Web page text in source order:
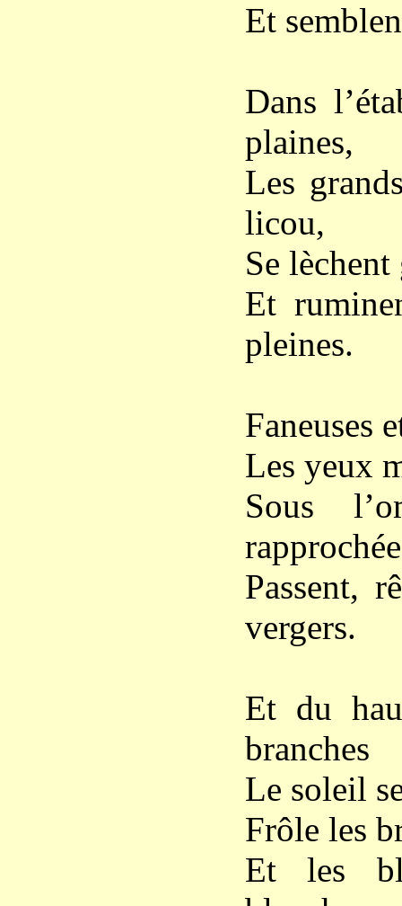
Et
Dans
plaines,
Les
licou,
Se
Et
pleines.
Faneuses
Les yeux
Sous
Passent,
vergers.
Et du
branches
Le soleil
Frôle les
Et les